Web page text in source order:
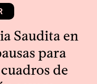
Saudita en
para
de